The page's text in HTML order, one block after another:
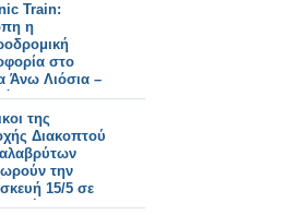
Train:
η
στο
Άνω Λιόσια –
πυρκαγιάς.
της
Διακοπτού
την
15/5 σε
για τον